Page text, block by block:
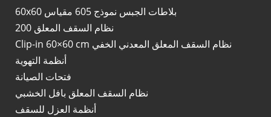
60x60 بلاطات الجبس نموذج 605 مقياس
نظام السقف المعلق 200
Clip-in 60×60 cm نظام السقف المعلق المعدني الخفي
أنظمة التهوية
فتحات الصيانة
نظام السقف المعلق بافل الخشبي
أنظمة العزل للسقف